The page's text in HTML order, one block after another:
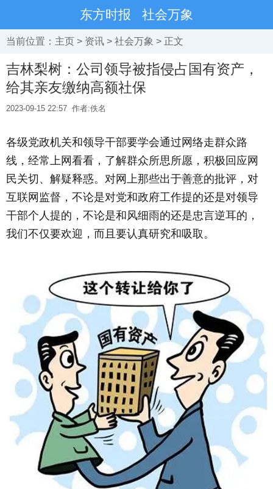
东方时报 社会万象
当前位置： 主页 > 资讯 > 社会万象 > 正文
吉林梨树：公司领导被指侵占国有资产，
给其亲友缴纳高额社保
2023-09-15 22:57 作者:佚名
各级党政机关和领导干部要学会通过网络走群众路
线，经常上网看看，了解群众所思所愿，积极回应网
民关切、解疑释惑。对网上那些出于善意的批评，对
互联网监督，不论是对党和政府工作提的还是对领导
干部个人提的，不论是和风细雨的还是忠言逆耳的，
我们不仅要欢迎，而且要认真研究和吸取。